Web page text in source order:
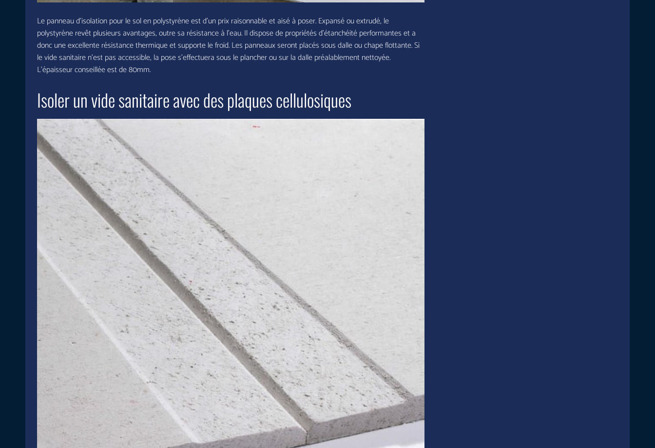
Le panneau d’isolation pour le sol en polystyrène est d’un prix raisonnable et aisé à poser. Expansé ou extrudé, le
polystyrène revêt plusieurs avantages, outre sa résistance à l’eau. Il dispose de propriétés d’étanchéité performantes et a
donc une excellente résistance thermique et supporte le froid. Les panneaux seront placés sous dalle ou chape flottante. Si
le vide sanitaire n’est pas accessible, la pose s’effectuera sous le plancher ou sur la dalle préalablement nettoyée.
L’épaisseur conseillée est de 80mm.
Isoler un vide sanitaire avec des plaques cellulosiques